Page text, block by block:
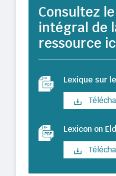
Consultez
intégral de
ressource
Lexique sur
Lexicon on